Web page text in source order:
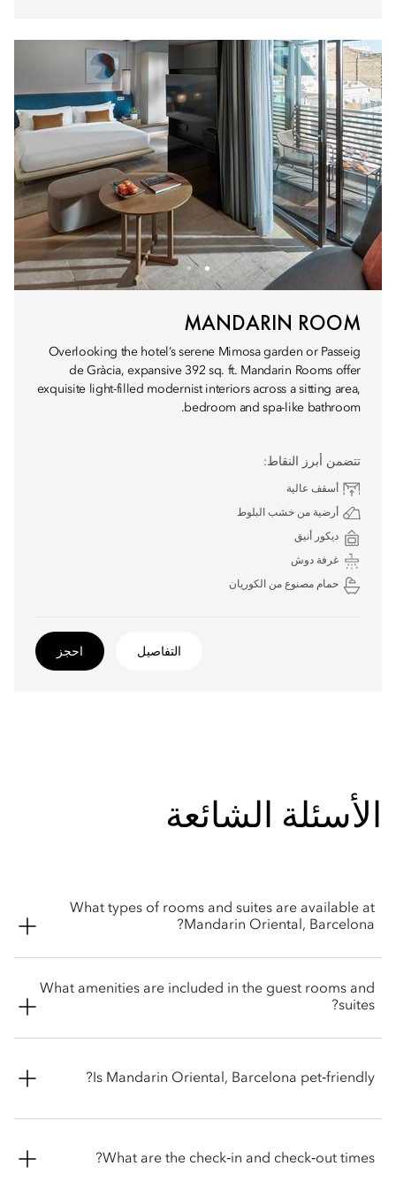
MANDARIN ROOM
Overlooking the hotel’s serene Mimosa garden or Passeig
de Gràcia, expansive 392 sq. ft. Mandarin Rooms offer
exquisite light-filled modernist interiors across a sitting area,
bedroom and spa-like bathroom.
تتضمن أبرز النقاط:
أسقف عالية
أرضية من خشب البلوط
ديكور أنيق
غرفة دوش
حمام مصنوع من الكوريان
التفاصيل احجز
الأسئلة الشائعة
What types of rooms and suites are available at
Mandarin Oriental, Barcelona?
spacious rooms and suites, including Deluxe Rooms and
Suites, Mandarin Rooms and Suites, Boulevard, Premier and
What amenities are included in the guest rooms and
suites?
including:
Corian Bathroom
Is Mandarin Oriental, Barcelona pet‑friendly?
guests and their four‑legged companions. Guests travelling
What are the check‑in and check‑out times?